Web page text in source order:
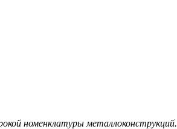
номенклатуры металлоконструкций.